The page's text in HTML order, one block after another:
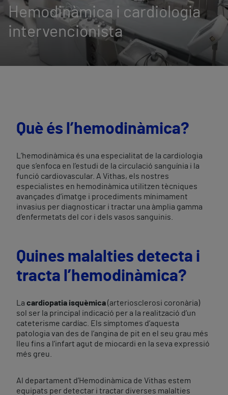
Hemodinàmica i cardiologia
intervencionista
Què és l’hemodinàmica?
L’hemodinàmica és una especialitat de la cardiologia
que s’enfoca en l’estudi de la circulació sanguínia i la
funció cardiovascular. A Vithas, els nostres
especialistes en hemodinàmica utilitzen tècniques
avançades d’imatge i procediments mínimament
invasius per diagnosticar i tractar una àmplia gamma
d’enfermetats del cor i dels vasos sanguinis.
Quines malalties detecta i
tracta l’hemodinàmica?
La cardiopatia isquèmica(arteriosclerosi coronària)
sol ser la principal indicació per a la realització d’un
cateterisme cardíac. Els símptomes d’aquesta
patologia van des de l’angina de pit en el seu grau més
lleu fins a l’infart agut de miocardi en la seva expressió
més greu.
Al departament d’Hemodinàmica de Vithas estem
equipats per detectar i tractar diverses malalties